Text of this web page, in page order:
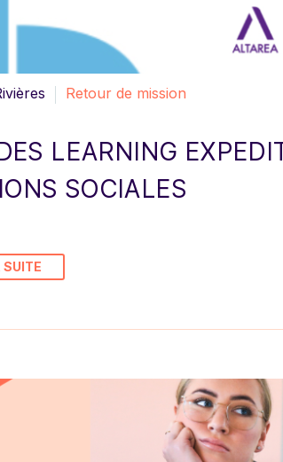
Retour de mission
LEARNING
SOCIALES
SUITE